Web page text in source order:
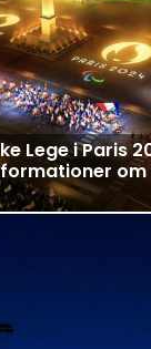
Lege i Paris
om